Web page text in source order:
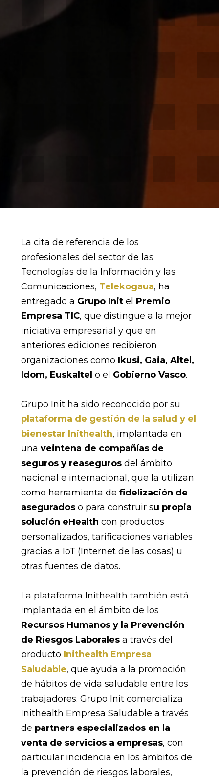
La cita de referencia de los
profesionales del sector de las
Tecnologías de la Información y las
Comunicaciones, Telekogaua, ha
entregado a Grupo Initel Premio
Empresa TIC, que distingue a la mejor
iniciativa empresarial y que en
anteriores ediciones recibieron
organizaciones como Ikusi, Gaia, Altel,
Idom, Euskaltel o el Gobierno Vasco.
Grupo Init ha sido reconocido por su
plataforma de gestión de la salud y el
bienestar Inithealth, implantada en
una veintena de compañías de
seguros y reasegurosdel ámbito
nacional e internacional, que la utilizan
como herramienta de fidelización de
aseguradoso para construir su propia
solución eHealth con productos
personalizados, tarificaciones variables
gracias a IoT (Internet de las cosas) u
otras fuentes de datos.
La plataforma Inithealth también está
implantada en el ámbito de los
Recursos Humanos y la Prevención
de Riesgos Laboralesa través del
producto Inithealth Empresa
Saludable, que ayuda a la promoción
de hábitos de vida saludable entre los
trabajadores. Grupo Init comercializa
Inithealth Empresa Saludable a través
de partners especializados en la
venta de servicios a empresas, con
particular incidencia en los ámbitos de
la prevención de riesgos laborales,